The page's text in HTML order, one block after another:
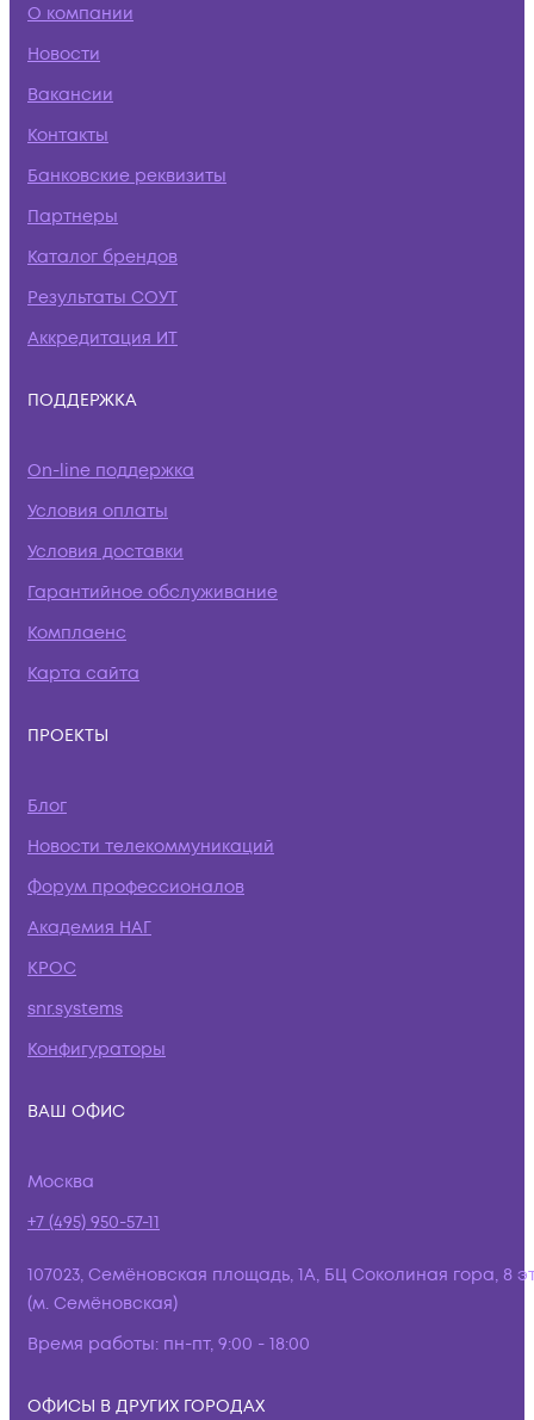
О компании
Новости
Вакансии
Контакты
Банковские реквизиты
Партнеры
Каталог брендов
Результаты СОУТ
Аккредитация ИТ
ПОДДЕРЖКА
On-line поддержка
Условия оплаты
Условия доставки
Гарантийное обслуживание
Комплаенс
Карта сайта
ПРОЕКТЫ
Блог
Новости телекоммуникаций
Форум профессионалов
Академия НАГ
КРОС
snr.systems
Конфигураторы
ВАШ ОФИС
Москва
+7 (495) 950-57-11
107023, Семёновская площадь, 1А, БЦ Соколиная гора, 8
(м. Семёновская)
Время работы: пн-пт, 9:00 - 18:00
ОФИСЫ В ДРУГИХ ГОРОДАХ